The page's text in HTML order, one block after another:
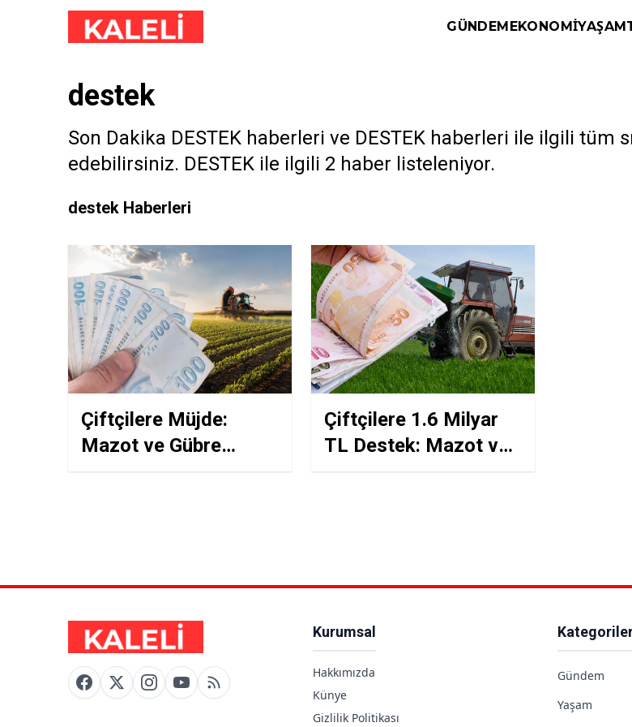
GÜNDEMEKONOMIYAŞAM
destek
Son Dakika DESTEK haberleri ve DESTEK haberleri ile ilgili tüm
edebilirsiniz. DESTEK ile ilgili 2 haber listeleniyor.
destek Haberleri
Çiftçilere Müjde:
Mazot ve Gübre
Desteği Ödemeleri
Çiftçilere 1.6 Milyar
TL Destek: Mazot ve
Gübre Desteği Ne
Kurumsal
Hakkımızda
Künye
Gizlilik Politikası
Gündem
Yaşam